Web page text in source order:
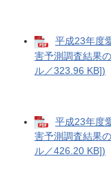
平成23年度
害予測調査結果
ル／323.96 KB])
平成23年度
害予測調査結果
ル／426.20 KB])